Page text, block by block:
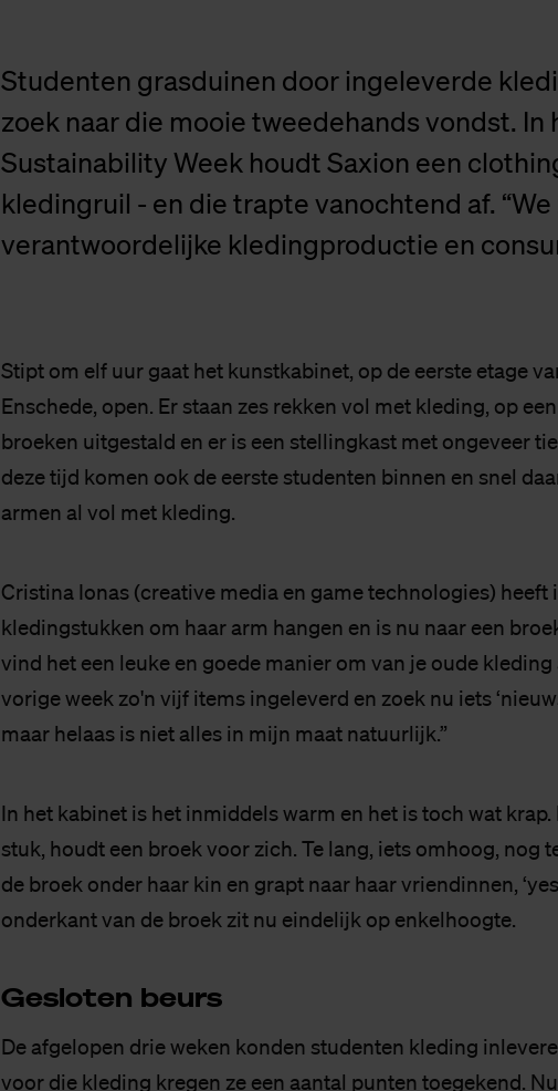
Studenten grasduinen door ingeleverde
zoek naar die mooie tweedehands vondst. In
Sustainability Week houdt Saxion een
kledingruil - en die trapte vanochtend af.
verantwoordelijke kledingproductie en
Stipt om elf uur gaat het kunstkabinet, op de eerste etage
Enschede, open. Er staan zes rekken vol met kleding, op
broeken uitgestald en er is een stellingkast met ongeveer
deze tijd komen ook de eerste studenten binnen en snel
armen al vol met kleding.
Cristina Ionas (creative media en game technologies) heeft
kledingstukken om haar arm hangen en is nu naar een
vind het een leuke en goede manier om van je oude kleding
vorige week zo'n vijf items ingeleverd en zoek nu iets
maar helaas is niet alles in mijn maat natuurlijk.”
In het kabinet is het inmiddels warm en het is toch wat krap.
stuk, houdt een broek voor zich. Te lang, iets omhoog, nog
de broek onder haar kin en grapt naar haar vriendinnen,
onderkant van de broek zit nu eindelijk op enkelhoogte.
Ge­slo­ten beurs
De afgelopen drie weken konden studenten kleding
voor die kleding kregen ze een aantal punten toegekend.